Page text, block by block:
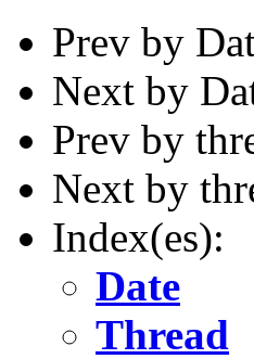
Prev by
Next by
Prev by
Next by
Index(es):
Date
Thread